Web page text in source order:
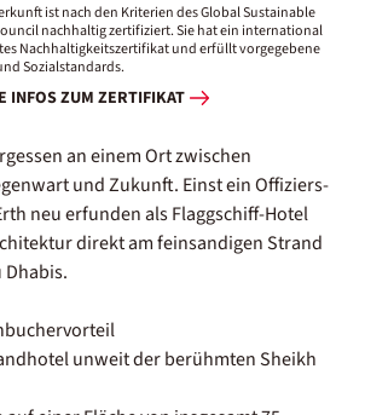
ist nach den Kriterien des Global Sustainable
nachhaltig zertifiziert. Sie hat ein international
Nachhaltigkeitszertifikat und erfüllt vorgegebene
Sozialstandards.
INFOS ZUM ZERTIFIKAT
an einem Ort zwischen
und Zukunft. Einst ein Offiziers-
neu erfunden als Flaggschiff-Hotel
direkt am feinsandigen Strand
Dhabis.
unweit der berühmten Sheikh